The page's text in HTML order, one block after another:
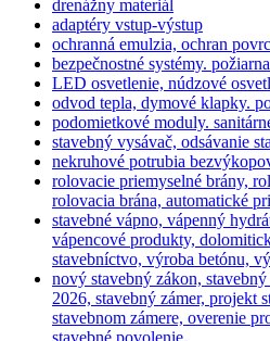
drenážny materiál
adaptéry vstup-výstup
ochranná emulzia, ochran
bezpečnostné systémy.
LED osvetlenie, núdzové
odvod tepla, dymové klapky.
podomietkové moduly.
stavebný vysávač, odsávanie
nekruhové potrubia
rolovacie priemyselné brány,
rolovacia brána, automatické
stavebné vápno, vápenný
vápencové produkty,
stavebníctvo, výroba betónu,
nový stavebný zákon,
2026, stavebný zámer, projekt
stavebnom zámere, overenie
stavebné povolenie,